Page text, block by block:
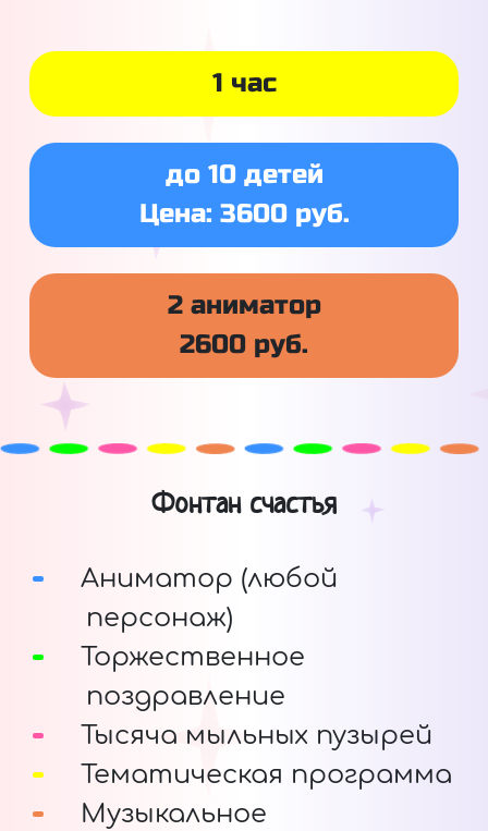
1 час
до 10 детей
Цена: 3600 руб.
2 аниматор
2600 руб.
Фонтан счастья
Аниматор (любой
персонаж)
Торжественное
поздравление
Тысяча мыльных пузырей
Тематическая программа
Музыкальное